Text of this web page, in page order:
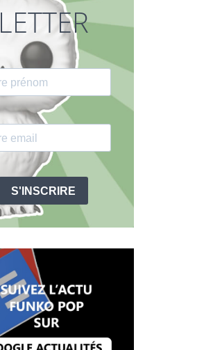
LETTER
S'INSCRIRE